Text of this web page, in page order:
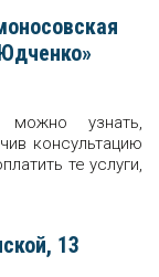
можно узнать,
консультацию
те услуги,
13